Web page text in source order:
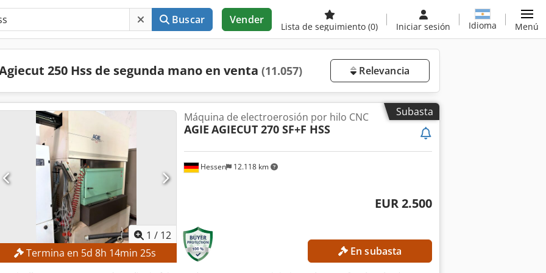
Buscar Vender
Lista de seguimiento (0) Iniciar sesión Idioma Menú
250 Hss de segunda mano en venta (11.057) Relevancia
Subasta
1 / 12
Termina en 5d8h 14min24s
Hessen 12.118 km
Máquina de electroerosión por hilo CNC
AGIE AGIECUT 270 SF+F HSS
EUR 2.500
En subasta